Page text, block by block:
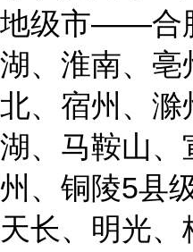
地级市——合
湖、淮南、亳
北、宿州、滁
湖、马鞍山、
州、铜陵5县
天长、明光、